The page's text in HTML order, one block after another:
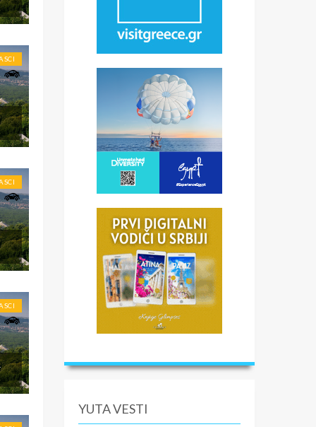
YUTA VESTI